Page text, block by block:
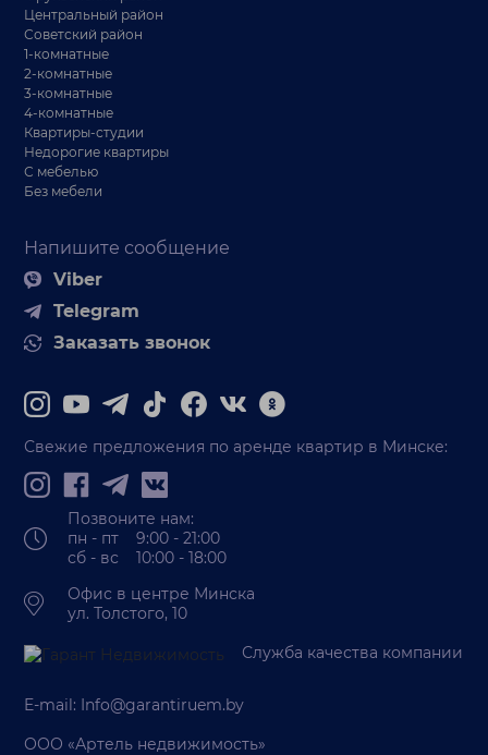
Напишите сообщение
Viber
Telegram
Заказать звонок
Центральный район
Советский район
1-комнатные
2-комнатные
3-комнатные
4-комнатные
Квартиры-студии
Недорогие квартиры
С мебелью
Без мебели
Свежие предложения по аренде квартир в Минске:
Позвоните нам:
пн - пт 9:00 - 21:00
сб - вс 10:00 - 18:00
Офис в центре Минска
ул. Толстого, 10
Служба качества компании
E-mail: Info@garantiruem.by
ООО «Артель недвижимость»